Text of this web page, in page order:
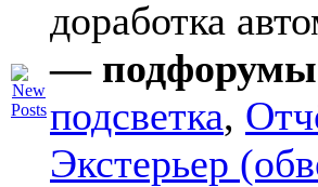
доработка
—
подсветка,
Экстерьер